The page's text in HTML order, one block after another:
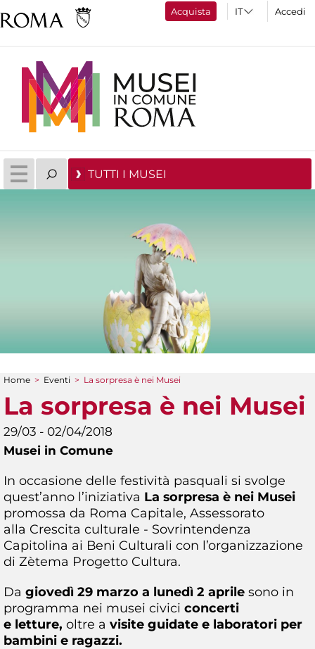
Acquista Accedi
TUTTI I MUSEI
Tu sei qui
Home > Eventi > La sorpresa è nei Musei
La sorpresa è nei Musei
29/03 - 02/04/2018
Musei in Comune
In occasione delle festività pasquali si svolge
quest’anno l’iniziativa La sorpresa è nei Musei
promossa da Roma Capitale, Assessorato
alla Crescita culturale - Sovrintendenza
Capitolina ai Beni Culturali con l’organizzazione
di Zètema Progetto Cultura.
Da giovedì 29 marzo a lunedì 2 aprile sono in
programma nei musei civici concerti
e letture, oltre a visite guidate e laboratori per
bambini e ragazzi.